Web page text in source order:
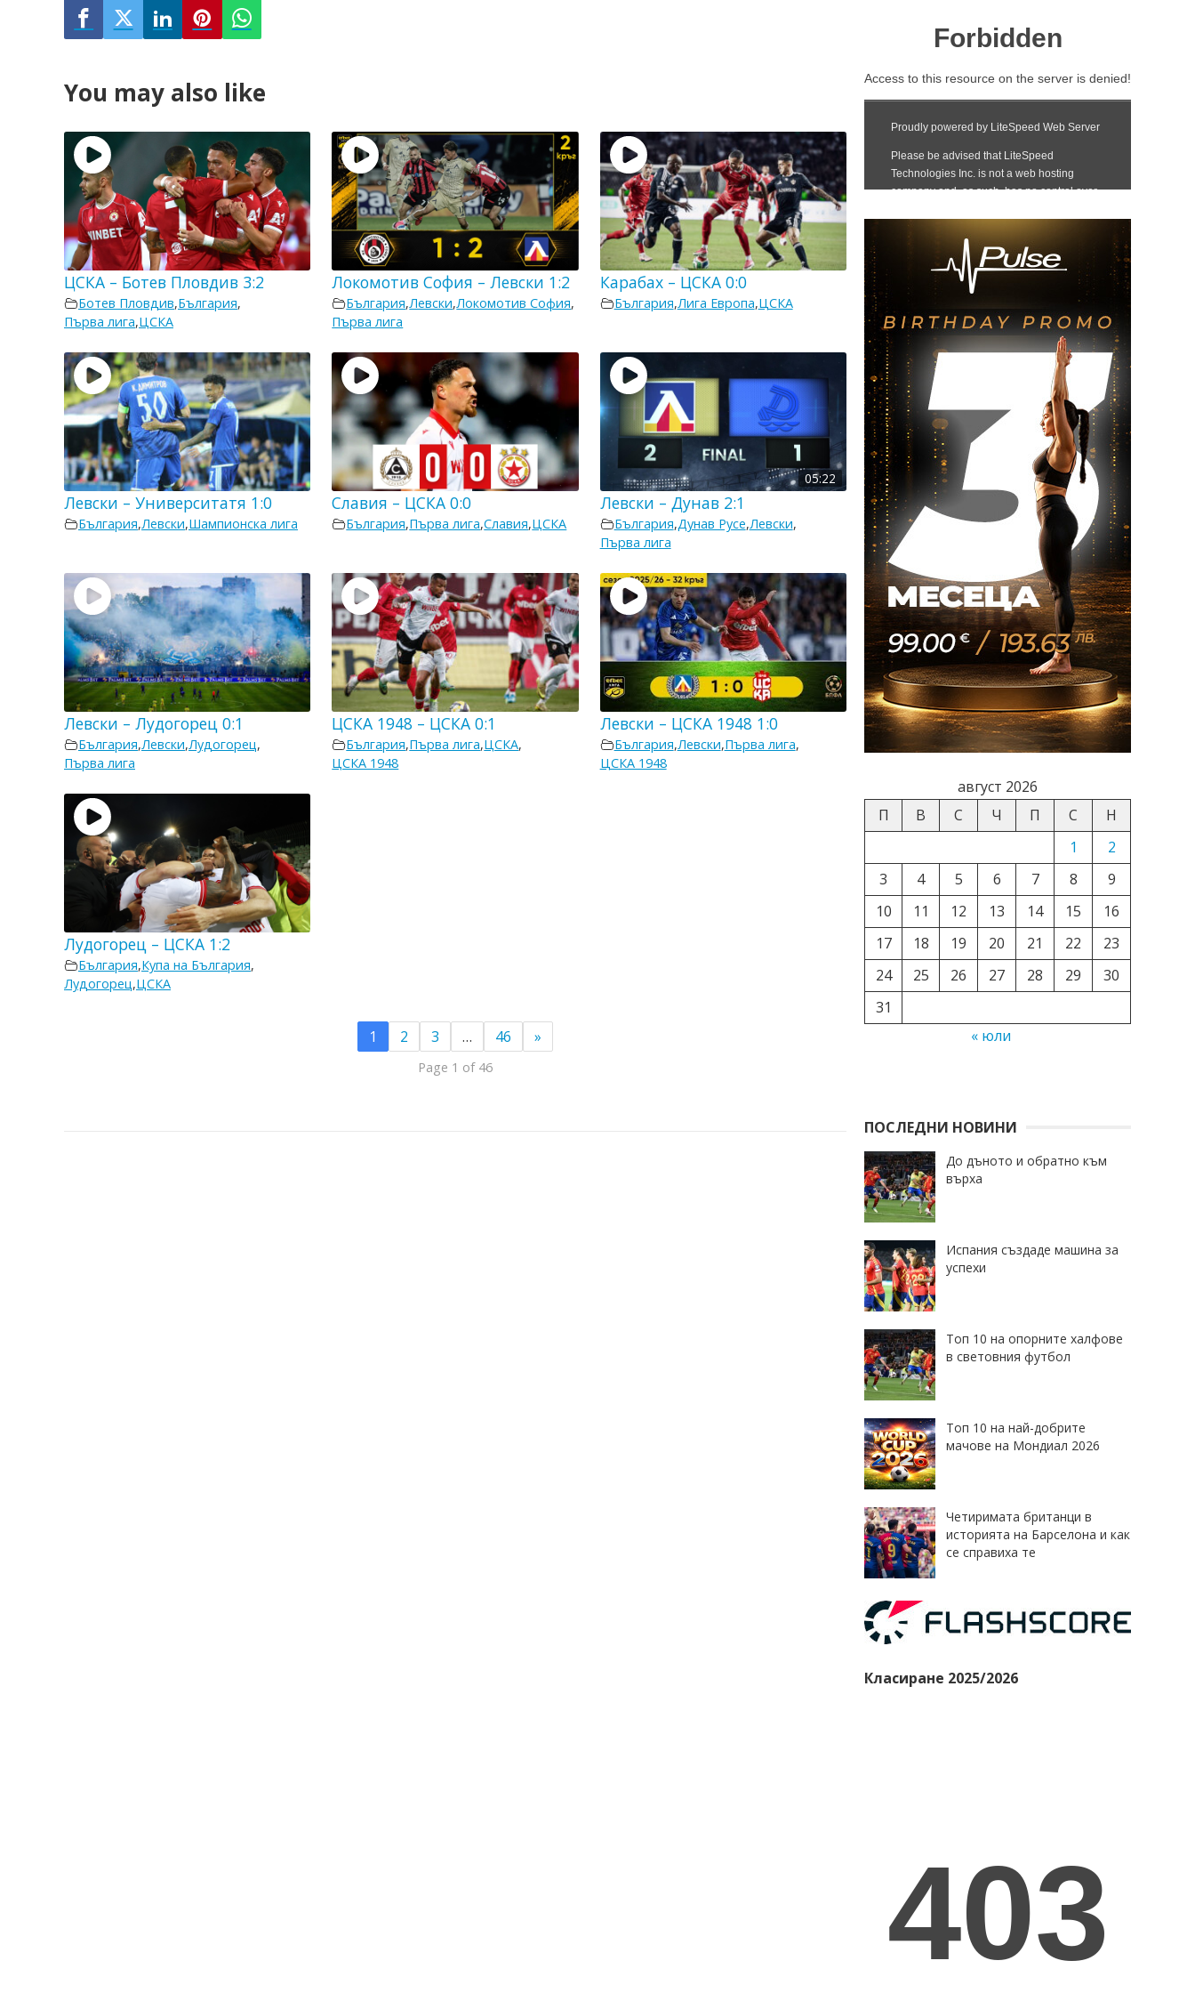
You may also like
ЦСКА – Ботев Пловдив 3:2
Ботев Пловдив,България,
Първа лига,ЦСКА
Локомотив София – Левски 1:2
България,Левски,Локомотив София,
Първа лига
Карабах – ЦСКА 0:0
България,Лига Европа,ЦСКА
Левски – Университатя 1:0
България,Левски,Шампионска лига
Славия – ЦСКА 0:0
България,Първа лига,Славия,ЦСКА
05:22
Левски – Дунав 2:1
България,Дунав Русе,Левски,
Първа лига
Левски – Лудогорец 0:1
България,Левски,Лудогорец,
Първа лига
ЦСКА 1948 – ЦСКА 0:1
България,Първа лига,ЦСКА,
ЦСКА 1948
Левски – ЦСКА 1948 1:0
България,Левски,Първа лига,
ЦСКА 1948
Лудогорец – ЦСКА 1:2
България,Купа на България,
Лудогорец,ЦСКА
1 2 3 … 46 »
Page 1 of 46
август 2026
П
В С Ч П С
Н
1
2
3
4 5 6 7 8
9
10
11 12 13 14 15
16
17
18 19 20 21 22
23
24
25 26 27 28 29
30
31
« юли
ПОСЛЕДНИ НОВИНИ
До дъното и обратно към
върха
Испания създаде машина за
успехи
Топ 10 на опорните халфове
в световния футбол
Топ 10 на най-добрите
мачове на Мондиал 2026
Четиримата британци в
историята на Барселона и как
се справиха те
Класиране 2025/2026